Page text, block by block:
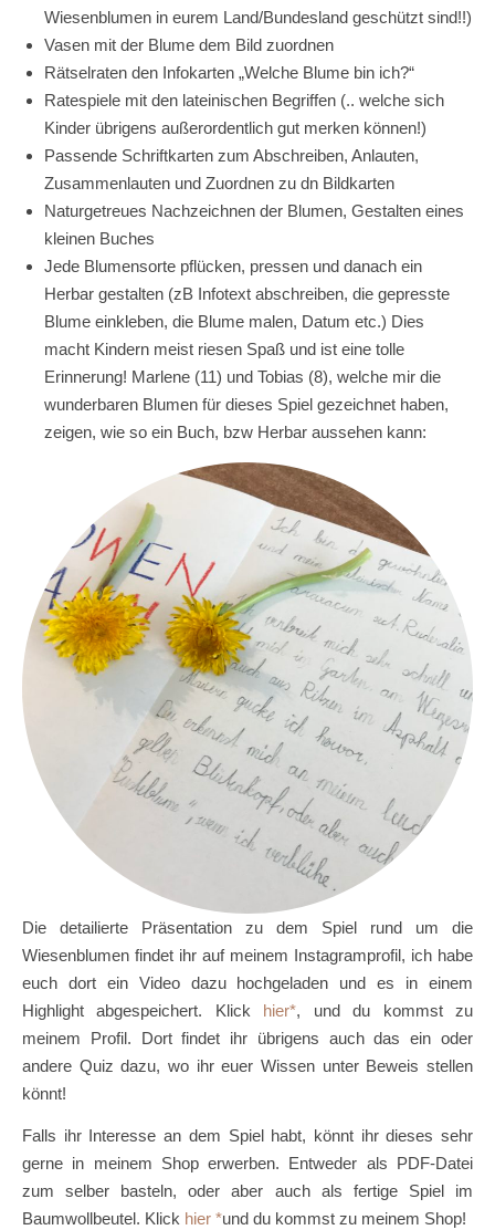
Wiesenblumen in eurem Land/Bundesland geschützt sind!!)
Vasen mit der Blume dem Bild zuordnen
Rätselraten den Infokarten „Welche Blume bin ich?“
Ratespiele mit den lateinischen Begriffen (.. welche sich
Kinder übrigens außerordentlich gut merken können!)
Passende Schriftkarten zum Abschreiben, Anlauten,
Zusammenlauten und Zuordnen zu dn Bildkarten
Naturgetreues Nachzeichnen der Blumen, Gestalten eines
kleinen Buches
Jede Blumensorte pflücken, pressen und danach ein
Herbar gestalten (zB Infotext abschreiben, die gepresste
Blume einkleben, die Blume malen, Datum etc.) Dies
macht Kindern meist riesen Spaß und ist eine tolle
Erinnerung! Marlene (11) und Tobias (8), welche mir die
wunderbaren Blumen für dieses Spiel gezeichnet haben,
zeigen, wie so ein Buch, bzw Herbar aussehen kann:
Die detailierte Präsentation zu dem Spiel rund um die
Wiesenblumen findet ihr auf meinem Instagramprofil, ich habe
euch dort ein Video dazu hochgeladen und es in einem
Highlight abgespeichert. Klick hier , und du kommst zu
meinem Profil. Dort findet ihr übrigens auch das ein oder
andere Quiz dazu, wo ihr euer Wissen unter Beweis stellen
könnt!
Falls ihr Interesse an dem Spiel habt, könnt ihr dieses sehr
gerne in meinem Shop erwerben. Entweder als PDF-Datei
zum selber basteln, oder aber auch als fertige Spiel im
Baumwollbeutel. Klick hier und du kommst zu meinem Shop!